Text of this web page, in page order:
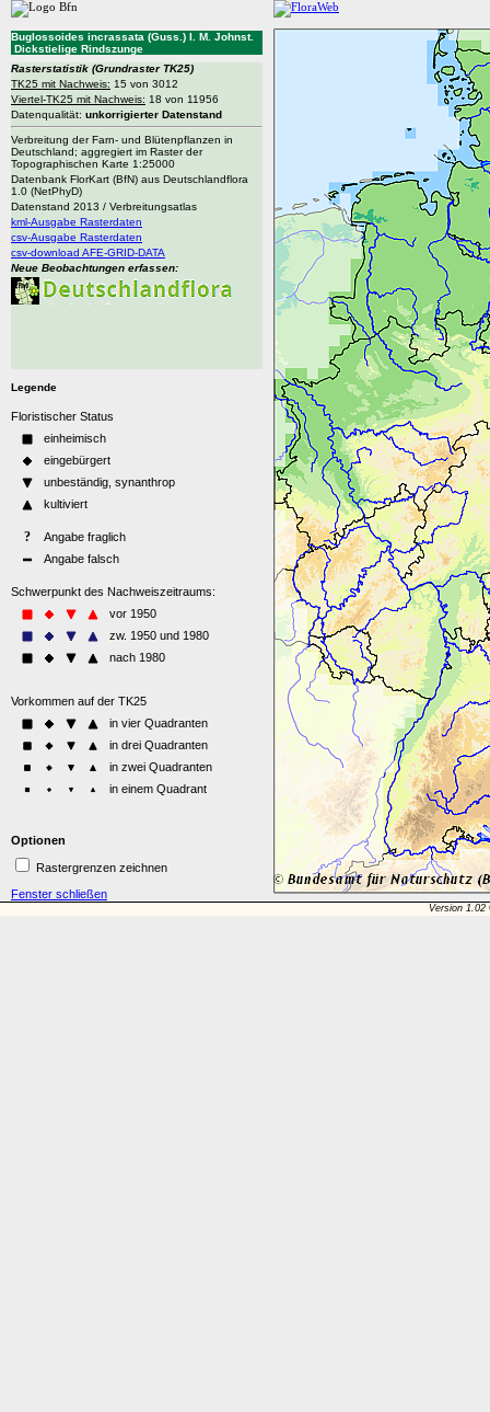
Buglossoides incrassata (Guss.) I. M. Johnst.
Dickstielige Rindszunge
Rasterstatistik (Grundraster TK25)
TK25 mit Nachweis: 15 von 3012
Viertel-TK25 mit Nachweis: 18 von 11956
Datenqualität: unkorrigierter Datenstand
Verbreitung der Farn- und Blütenpflanzen in
Deutschland; aggregiert im Raster der
Topographischen Karte 1:25000
Datenbank FlorKart (BfN) aus Deutschlandflora
1.0 (NetPhyD)
Datenstand 2013 / Verbreitungsatlas
kml-Ausgabe Rasterdaten
csv-Ausgabe Rasterdaten
csv-download AFE-GRID-DATA
Neue Beobachtungen erfassen:
Legende
Optionen
Rastergrenzen zeichnen
Fenster schließen
Version